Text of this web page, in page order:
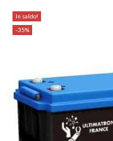
In saldo!
-35%